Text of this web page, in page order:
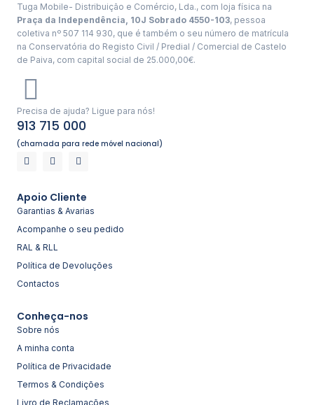
Tuga Mobile- Distribuição e Comércio, Lda., com loja física na
Praça da Independência, 10J Sobrado 4550-103, pessoa
coletiva nº 507 114 930, que é também o seu número de matrícula
na Conservatória do Registo Civil / Predial / Comercial de Castelo
de Paiva, com capital social de 25.000,00€.
Precisa de ajuda? Ligue para nós!
913 715 000
(chamada para rede móvel nacional)
Apoio Cliente
Garantias & Avarias
Acompanhe o seu pedido
RAL & RLL
Política de Devoluções
Contactos
Conheça-nos
Sobre nós
A minha conta
Política de Privacidade
Termos & Condições
Livro de Reclamações